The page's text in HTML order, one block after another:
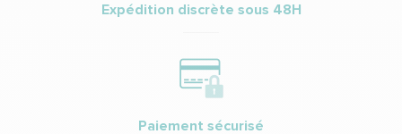
Expédition discrète sous 48H
Paiement sécurisé